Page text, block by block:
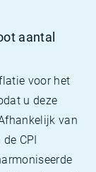
aantal
voor het
u deze
van
CPI